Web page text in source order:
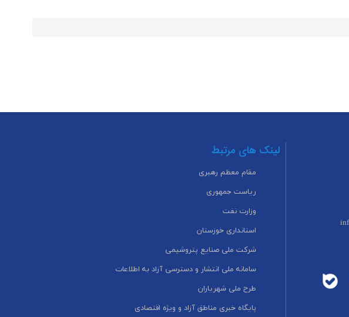
لینک های مرتبط
مقام معظم رهبری
ریاست جمهوری
وزارت نفت
استانداری خوزستان
شرکت ملی صنایع پتروشیمی
سامانه ملی انتشار و دسترسی آزاد به اطلاعات
طرح ملی شهریاران
پایگاه خبری مناطق آزاد و ویژه اقتصادی